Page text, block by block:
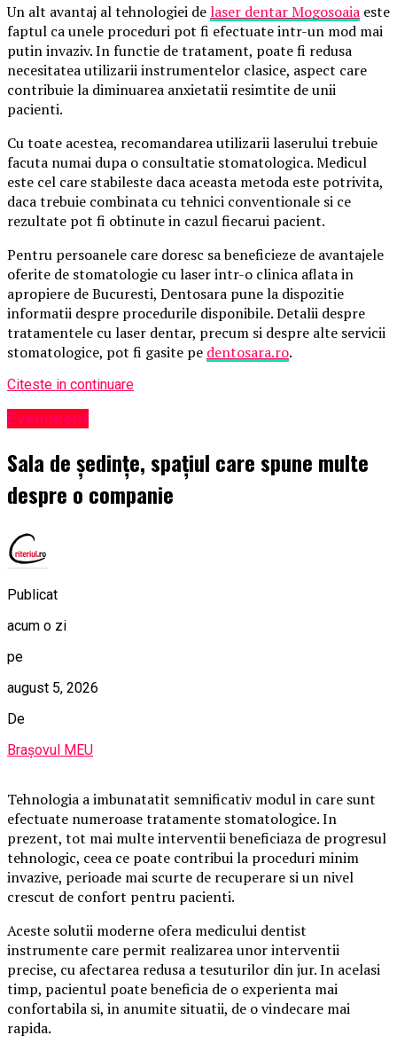
Un alt avantaj al tehnologiei delaser dentar Mogosoaia este
faptul ca unele proceduri pot fi efectuate intr-un mod mai
putin invaziv. In functie de tratament, poate fi redusa
necesitatea utilizarii instrumentelor clasice, aspect care
contribuie la diminuarea anxietatii resimtite de unii
pacienti.
Cu toate acestea, recomandarea utilizarii laserului trebuie
facuta numai dupa o consultatie stomatologica. Medicul
este cel care stabileste daca aceasta metoda este potrivita,
daca trebuie combinata cu tehnici conventionale si ce
rezultate pot fi obtinute in cazul fiecarui pacient.
Pentru persoanele care doresc sa beneficieze de avantajele
oferite de stomatologie cu laser intr-o clinica aflata in
apropiere de Bucuresti, Dentosara pune la dispozitie
informatii despre procedurile disponibile. Detalii despre
tratamentele cu laser dentar, precum si despre alte servicii
stomatologice, pot fi gasite pe dentosara.ro.
Citeste in continuare
Eveniment
Sala de ședințe, spațiul care spune multe
despre o companie
Publicat
acum o zi
pe
august 5, 2026
De
Brașovul MEU
Tehnologia a imbunatatit semnificativ modul in care sunt
efectuate numeroase tratamente stomatologice. In
prezent, tot mai multe interventii beneficiaza de progresul
tehnologic, ceea ce poate contribui la proceduri minim
invazive, perioade mai scurte de recuperare si un nivel
crescut de confort pentru pacienti.
Aceste solutii moderne ofera medicului dentist
instrumente care permit realizarea unor interventii
precise, cu afectarea redusa a tesuturilor din jur. In acelasi
timp, pacientul poate beneficia de o experienta mai
confortabila si, in anumite situatii, de o vindecare mai
rapida.